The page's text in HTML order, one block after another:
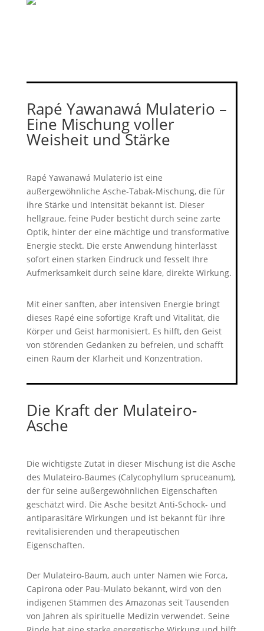
Rapé Yawanawá Mulaterio –
Eine Mischung voller
Weisheit und Stärke
Rapé Yawanawá Mulaterio ist eine
außergewöhnliche Asche-Tabak-Mischung, die für
ihre Stärke und Intensität bekannt ist. Dieser
hellgraue, feine Puder besticht durch seine zarte
Optik, hinter der eine mächtige und transformative
Energie steckt. Die erste Anwendung hinterlässt
sofort einen starken Eindruck und fesselt Ihre
Aufmerksamkeit durch seine klare, direkte Wirkung.
Mit einer sanften, aber intensiven Energie bringt
dieses Rapé eine sofortige Kraft und Vitalität, die
Körper und Geist harmonisiert. Es hilft, den Geist
von störenden Gedanken zu befreien, und schafft
einen Raum der Klarheit und Konzentration.
Die Kraft der Mulateiro-
Asche
Die wichtigste Zutat in dieser Mischung ist die Asche
des Mulateiro-Baumes (Calycophyllum spruceanum),
der für seine außergewöhnlichen Eigenschaften
geschätzt wird. Die Asche besitzt Anti-Schock- und
antiparasitäre Wirkungen und ist bekannt für ihre
revitalisierenden und therapeutischen
Eigenschaften.
Der Mulateiro-Baum, auch unter Namen wie Forca,
Capirona oder Pau-Mulato bekannt, wird von den
indigenen Stämmen des Amazonas seit Tausenden
von Jahren als spirituelle Medizin verwendet. Seine